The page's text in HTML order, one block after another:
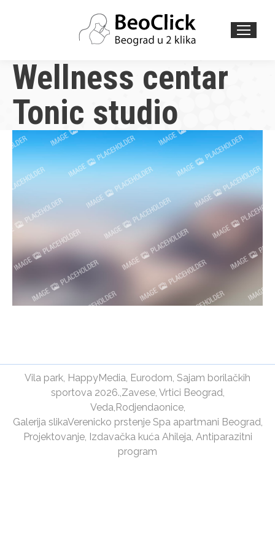
Wellness centar
Tonic studio
Vila park HappyMedia Eurodom Sajam borilačkih
sportova 2026. Zavese, Vrtici Beograd
Veda Rodjendaonice,
Galerija slikaVerenicko prstenje Spa apartmani Beograd
Projektovanje, Izdavačka kuća Ahileja Antiparazitni
program